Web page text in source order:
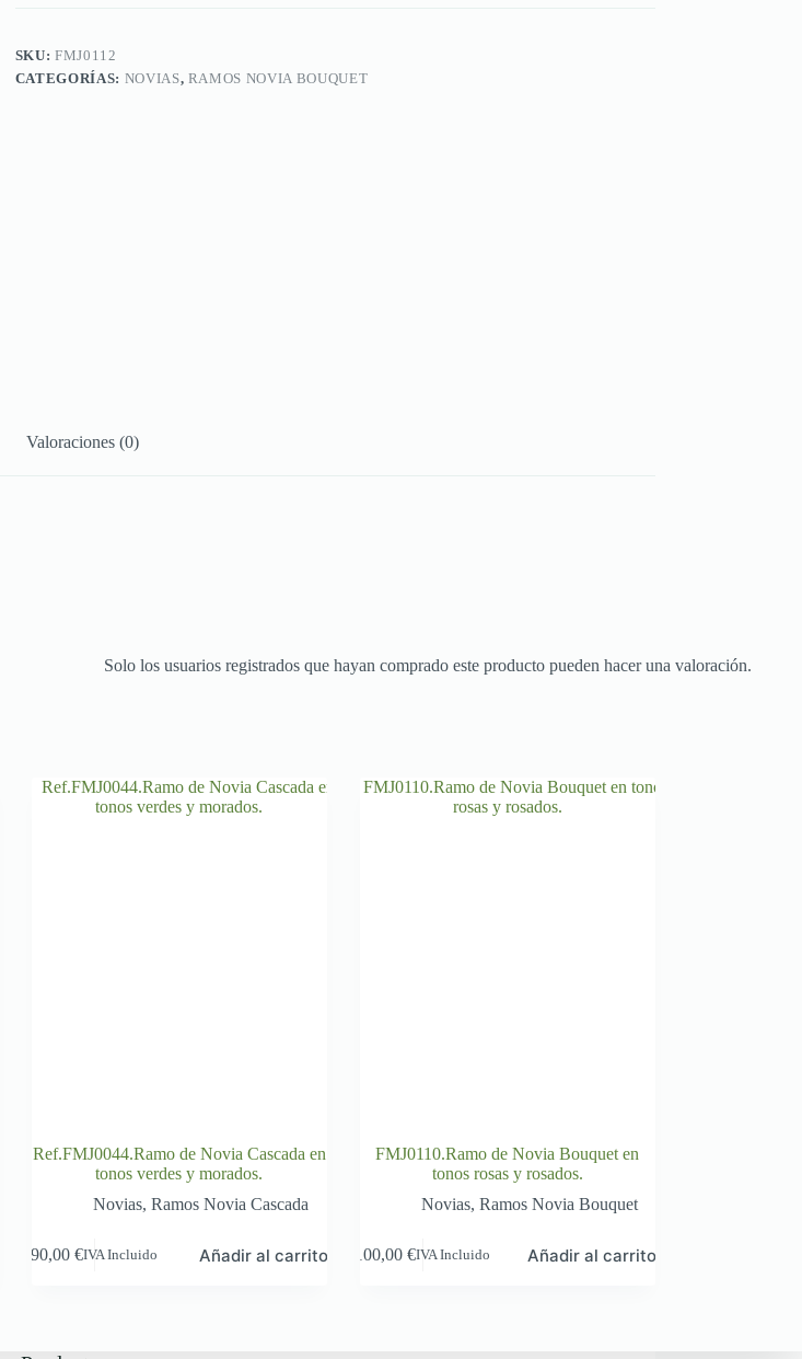
y
rosados.
cantidad
SKU:FMJ0112
CATEGORÍAS: NOVIAS, RAMOS NOVIA BOUQUET
Valoraciones (0)
Solo los usuarios registrados que hayan comprado este producto pueden hacer una valoración.
Ref.FMJ0044.Ramo de Novia Cascada en
tonos verdes y morados.
Novias,Ramos Novia Cascada
90,00€IVA Incluido Añadir al carrito
FMJ0110.Ramo de Novia Bouquet en
tonos rosas y rosados.
Novias, Ramos Novia Bouquet
100,00€IVA Incluido Añadir al carrito